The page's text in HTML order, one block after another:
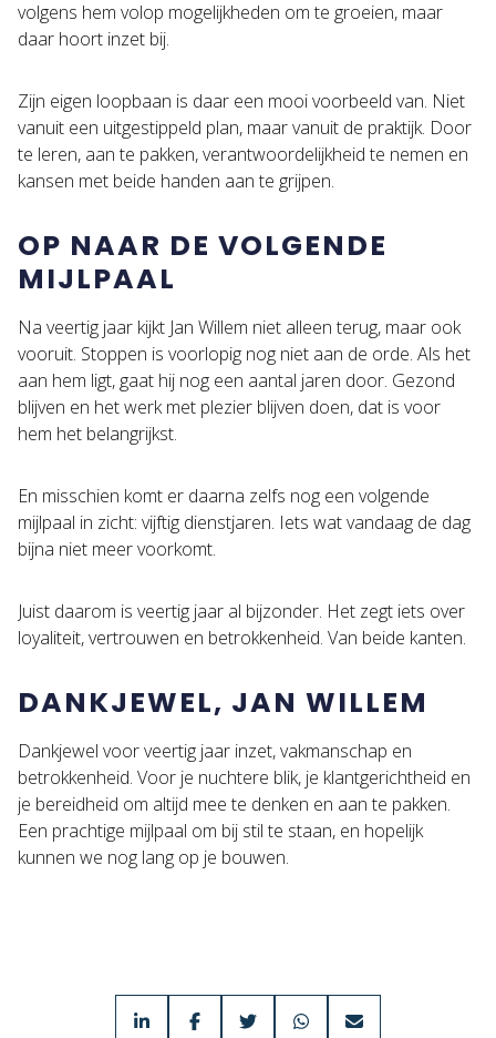
volgens hem volop mogelijkheden om te groeien, maar
daar hoort inzet bij.
Zijn eigen loopbaan is daar een mooi voorbeeld van. Niet
vanuit een uitgestippeld plan, maar vanuit de praktijk. Door
te leren, aan te pakken, verantwoordelijkheid te nemen en
kansen met beide handen aan te grijpen.
OP NAAR DE VOLGENDE
MIJLPAAL
Na veertig jaar kijkt Jan Willem niet alleen terug, maar ook
vooruit. Stoppen is voorlopig nog niet aan de orde. Als het
aan hem ligt, gaat hij nog een aantal jaren door. Gezond
blijven en het werk met plezier blijven doen, dat is voor
hem het belangrijkst.
En misschien komt er daarna zelfs nog een volgende
mijlpaal in zicht: vijftig dienstjaren. Iets wat vandaag de dag
bijna niet meer voorkomt.
Juist daarom is veertig jaar al bijzonder. Het zegt iets over
loyaliteit, vertrouwen en betrokkenheid. Van beide kanten.
DANKJEWEL, JAN WILLEM
Dankjewel voor veertig jaar inzet, vakmanschap en
betrokkenheid. Voor je nuchtere blik, je klantgerichtheid en
je bereidheid om altijd mee te denken en aan te pakken.
Een prachtige mijlpaal om bij stil te staan, en hopelijk
kunnen we nog lang op je bouwen.